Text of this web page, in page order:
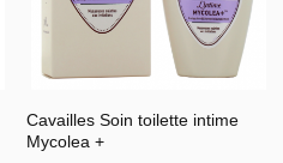
Cavailles Soin toilette intime
Mycolea +